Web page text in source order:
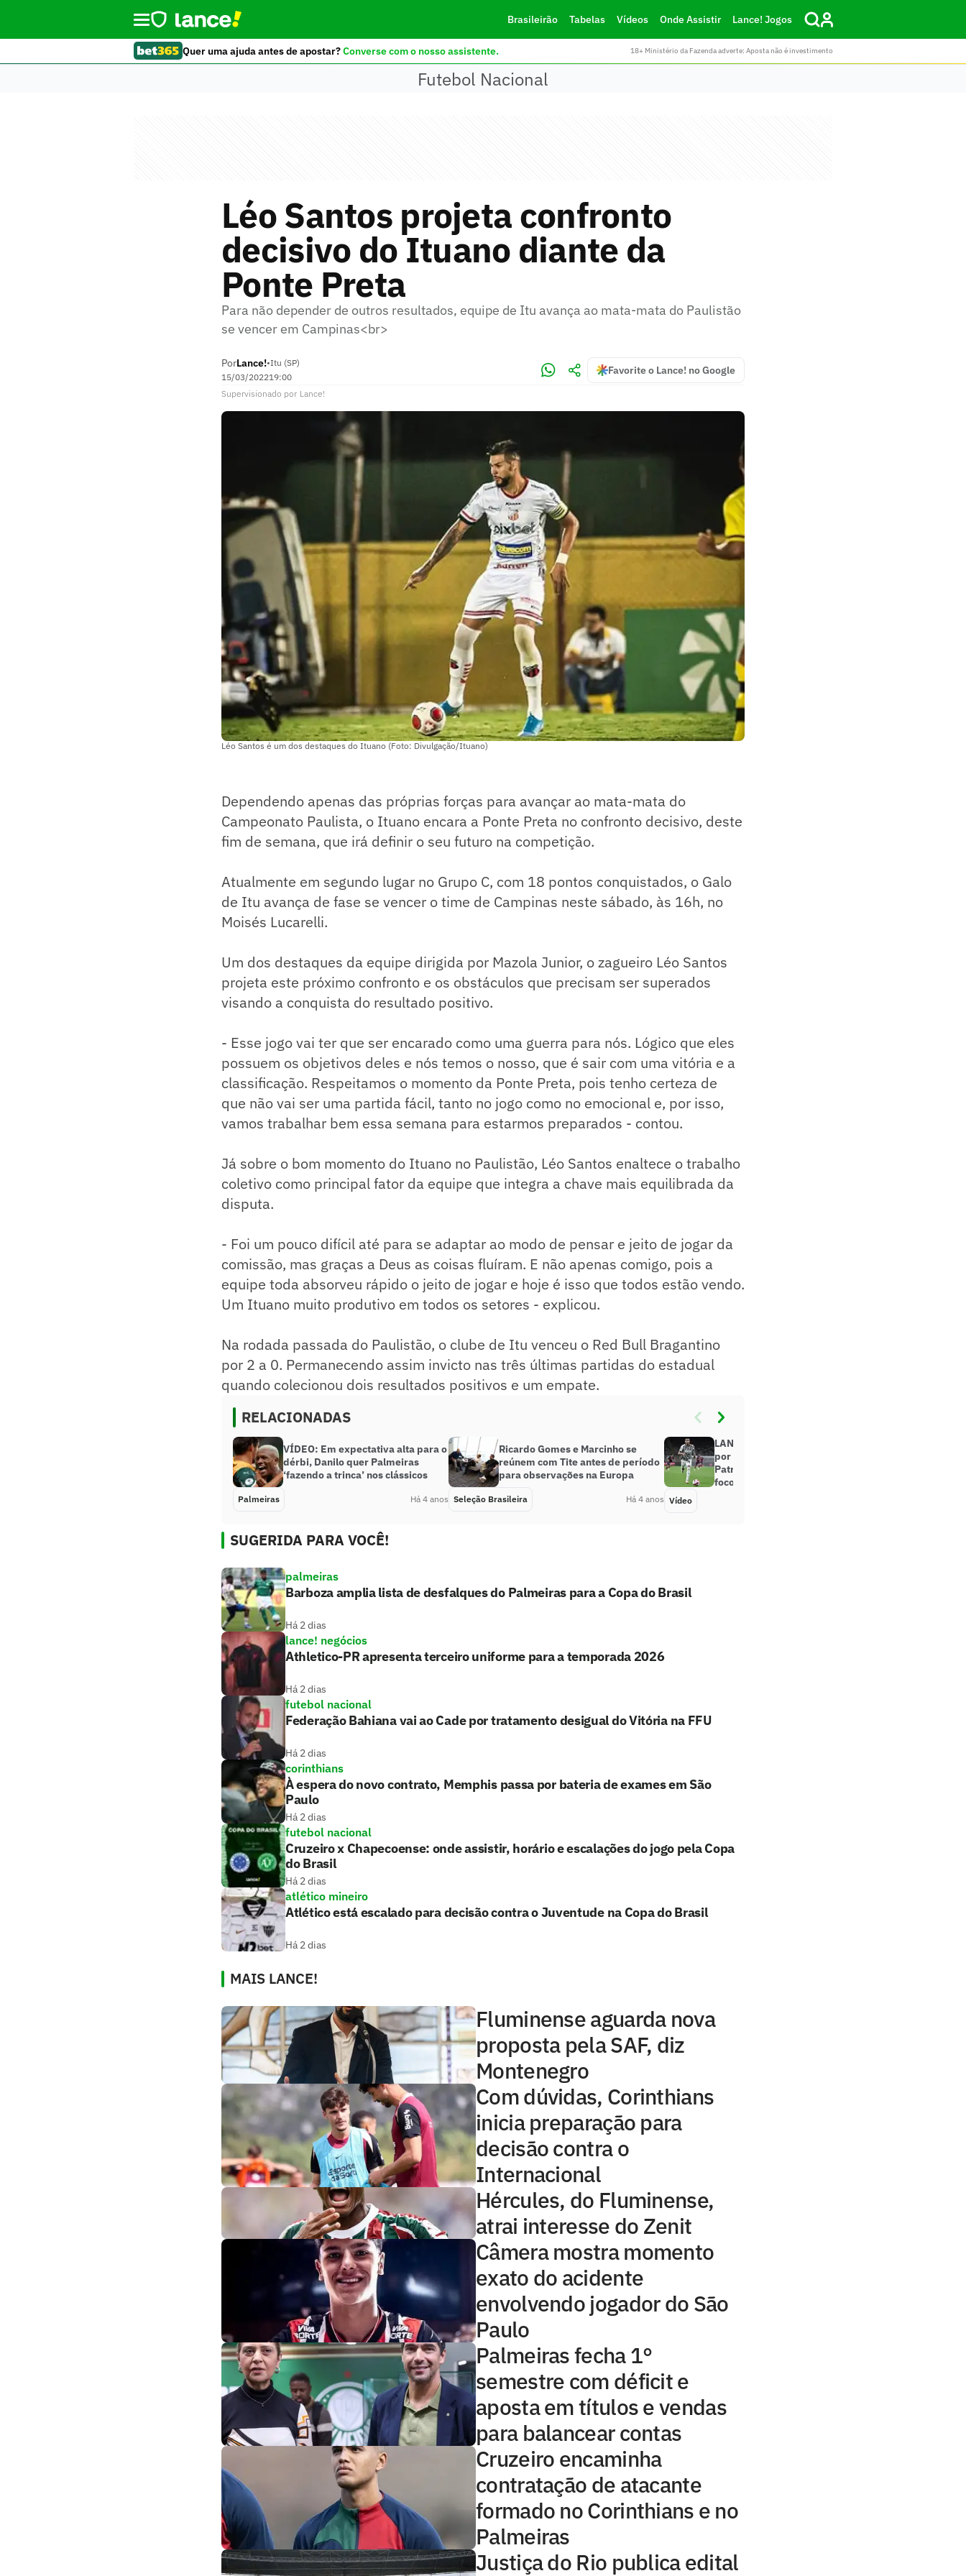
Brasileirão Tabelas Vídeos Onde Assistir Lance! Jogos
Quer uma ajuda antes de apostar?Converse com o nosso assistente. 18+ Ministério da Fazenda adverte: Aposta não é investimento
Futebol Nacional
Léo Santos projeta confronto
decisivo do Ituano diante da
Ponte Preta
Para não depender de outros resultados, equipe de Itu avança ao mata-mata do Paulistão
se vencer em Campinas<br>
PorLance!•Itu (SP)
15/03/202219:00
Favorite o Lance! no Google
Supervisionado por Lance!
Léo Santos é um dos destaques do Ituano (Foto: Divulgação/Ituano)
Dependendo apenas das próprias forças para avançar ao mata-mata do
Campeonato Paulista, o Ituano encara a Ponte Preta no confronto decisivo, deste
fim de semana, que irá definir o seu futuro na competição.
Atualmente em segundo lugar no Grupo C, com 18 pontos conquistados, o Galo
de Itu avança de fase se vencer o time de Campinas neste sábado, às 16h, no
Moisés Lucarelli.
Um dos destaques da equipe dirigida por Mazola Junior, o zagueiro Léo Santos
projeta este próximo confronto e os obstáculos que precisam ser superados
visando a conquista do resultado positivo.
- Esse jogo vai ter que ser encarado como uma guerra para nós. Lógico que eles
possuem os objetivos deles e nós temos o nosso, que é sair com uma vitória e a
classificação. Respeitamos o momento da Ponte Preta, pois tenho certeza de
que não vai ser uma partida fácil, tanto no jogo como no emocional e, por isso,
vamos trabalhar bem essa semana para estarmos preparados - contou.
Já sobre o bom momento do Ituano no Paulistão, Léo Santos enaltece o trabalho
coletivo como principal fator da equipe que integra a chave mais equilibrada da
disputa.
- Foi um pouco difícil até para se adaptar ao modo de pensar e jeito de jogar da
comissão, mas graças a Deus as coisas fluíram. E não apenas comigo, pois a
equipe toda absorveu rápido o jeito de jogar e hoje é isso que todos estão vendo.
Um Ituano muito produtivo em todos os setores - explicou.
Na rodada passada do Paulistão, o clube de Itu venceu o Red Bull Bragantino
por 2 a 0. Permanecendo assim invicto nas três últimas partidas do estadual
quando colecionou dois resultados positivos e um empate.
RELACIONADAS
VÍDEO: Em expectativa alta para o
dérbi, Danilo quer Palmeiras
‘fazendo a trinca’ nos clássicos
Palmeiras Há 4 anos
Ricardo Gomes e Marcinho se
reúnem com Tite antes de período
para observações na Europa
Seleção Brasileira Há 4 anos
LANCE! Rápido: Botafogo avança
por Victor Sá, Inter busca Alan
Patrick e Vitão e Palmeiras com
foco no Dérbi
Vídeo
SUGERIDA PARA VOCÊ!
palmeiras
Barboza amplia lista de desfalques do Palmeiras para a Copa do Brasil
Há 2 dias
lance! negócios
Athletico-PR apresenta terceiro uniforme para a temporada 2026
Há 2 dias
futebol nacional
Federação Bahiana vai ao Cade por tratamento desigual do Vitória na FFU
Há 2 dias
corinthians
À espera do novo contrato, Memphis passa por bateria de exames em São
Paulo
Há 2 dias
futebol nacional
Cruzeiro x Chapecoense: onde assistir, horário e escalações do jogo pela Copa
do Brasil
Há 2 dias
atlético mineiro
Atlético está escalado para decisão contra o Juventude na Copa do Brasil
Há 2 dias
MAIS LANCE!
Fluminense aguarda nova
proposta pela SAF, diz
Montenegro
Com dúvidas, Corinthians
inicia preparação para
decisão contra o
Internacional
Hércules, do Fluminense,
atrai interesse do Zenit
Câmera mostra momento
exato do acidente
envolvendo jogador do São
Paulo
Palmeiras fecha 1°
semestre com déficit e
aposta em títulos e vendas
para balancear contas
Cruzeiro encaminha
contratação de atacante
formado no Corinthians e no
Palmeiras
Justiça do Rio publica edital